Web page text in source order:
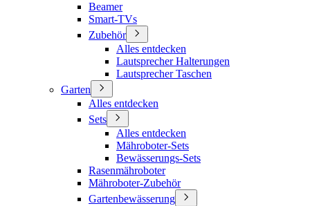
Beamer
Smart-TVs
Zubehör
Alles entdecken
Lautsprecher Halterungen
Lautsprecher Taschen
Garten
Alles entdecken
Sets
Alles entdecken
Mähroboter-Sets
Bewässerungs-Sets
Rasenmähroboter
Mähroboter-Zubehör
Gartenbewässerung